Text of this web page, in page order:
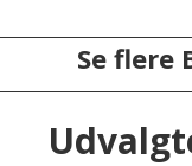
Se flere